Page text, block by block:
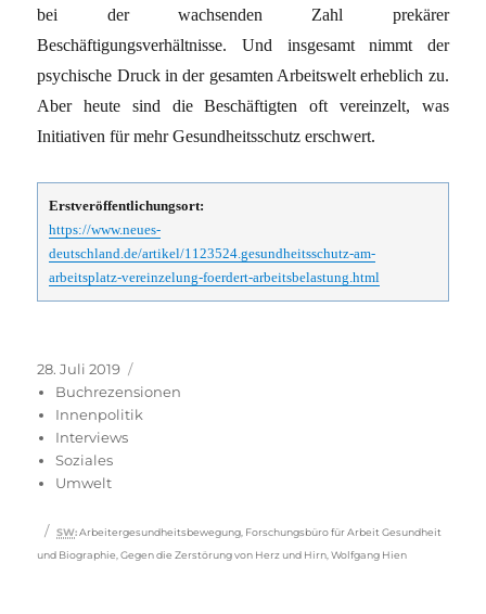
bei der wachsenden Zahl prekärer
Beschäftigungsverhältnisse. Und insgesamt nimmt der
psychische Druck in der gesamten Arbeitswelt erheblich zu.
Aber heute sind die Beschäftigten oft vereinzelt, was
Initiativen für mehr Gesundheitsschutz erschwert.
Erstveröffentlichungsort:
https://www.neues-
deutschland.de/artikel/1123524.gesundheitsschutz-am-
arbeitsplatz-vereinzelung-foerdert-arbeitsbelastung.html
Veröffentlicht
am
28. Juli 2019
Buchrezensionen
Innenpolitik
Interviews
Soziales
Umwelt
Schlagwörter
SW: Arbeitergesundheitsbewegung Forschungsbüro für Arbeit Gesundheit
und Biographie ,Gegen die Zerstörung von Herz und Hirn ,Wolfgang Hien